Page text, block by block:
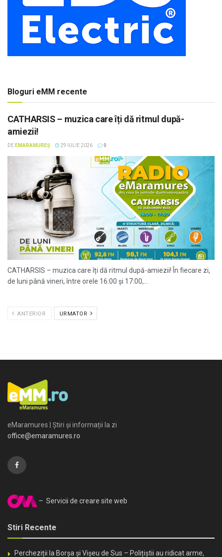
Bloguri eMM recente
CATHARSIS – muzica care îți dă ritmul după-
amiezii!
DE EMARAMUREȘ 29 IULIE 2026 0
CATHARSIS – muzica care îți dă ritmul după-amiezii! În fiecare zi,
de luni până vineri, între orele 16:00 și 17:00,...
ANTERIOR URMATOR
eMaramures | Știri și informații la zi
office@emaramures.ro
– Servicii de creare site web
Stiri Recente
Percheziții la Borșa și Vișeu de Sus – Polițiștii au ridicat arme,